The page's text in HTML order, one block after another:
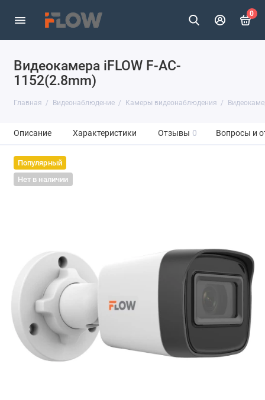
0
Видеокамера iFLOW F-AC-
1152(2.8mm)
Главная Видеонаблюдение Камеры видеонаблюдения
Описание Характеристики Отзывы 0 Вопросы и
Популярный
Нет в наличии